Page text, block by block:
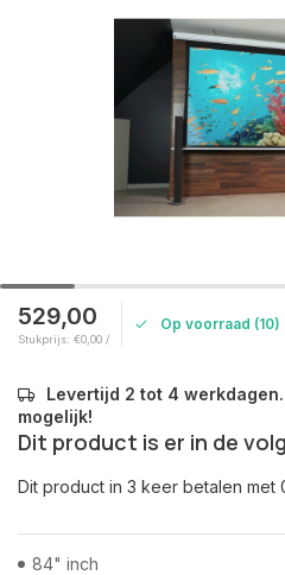
529,00
Stukprijs: €0,00 /
Op voorraad (10)
Levertijd 2 tot 4
mogelijk!
Dit product is er in de
Dit product in 3 keer betalen met
84" inch